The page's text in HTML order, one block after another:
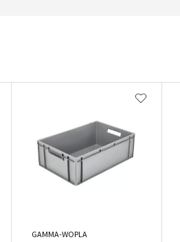
GAMMA-WOPLA